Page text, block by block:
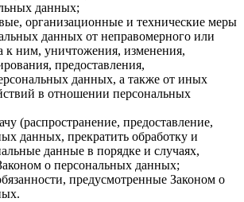
данных;
организационные и технические меры
данных от неправомерного или
к ним, уничтожения, изменения,
предоставления,
данных, а также от иных
в отношении персональных
(распространение, предоставление,
данных, прекратить обработку и
данные в порядке и случаях,
о персональных данных;
предусмотренные Законом о